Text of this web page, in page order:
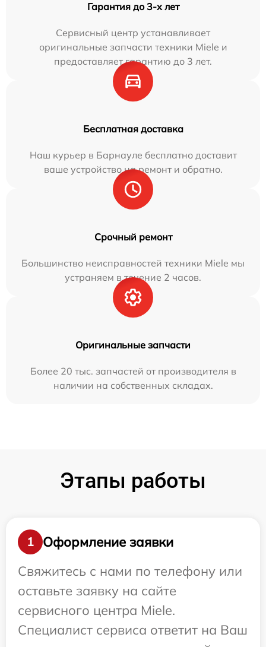
Гарантия до 3-х лет
Сервисный центр устанавливает
оригинальные запчасти техники Miele и
предоставляет гарантию до 3 лет.
Бесплатная доставка
Наш курьер в Барнауле бесплатно доставит
ваше устройство на ремонт и обратно.
Срочный ремонт
Большинство неисправностей техники Miele мы
устраняем в течение 2 часов.
Оригинальные запчасти
Более 20 тыс. запчастей от производителя в
наличии на собственных складах.
Этапы работы
1
Оформление заявки
Свяжитесь с нами по телефону или
оставьте заявку на сайте
сервисного центра Miele.
Специалист сервиса ответит на Ваш